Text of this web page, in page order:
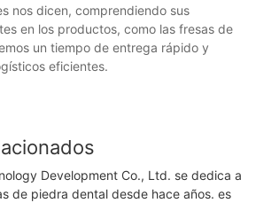
nos dicen, comprendiendo sus
en los productos, como las fresas de
un tiempo de entrega rápido y
eficientes.
Development Co., Ltd. se dedica a
de piedra dental desde hace años. es